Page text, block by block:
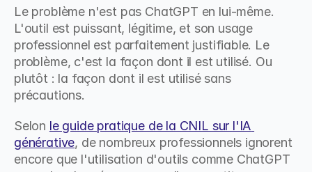
Le problème n'est pas ChatGPT en lui-même.
L'outil est puissant, légitime, et son usage
professionnel est parfaitement justifiable. Le
problème, c'est la façon dont il est utilisé. Ou
plutôt : la façon dont il est utilisé sans
précautions.
Selon le guide pratique de la CNIL sur l'IA
générative, de nombreux professionnels ignorent
encore que l'utilisation d'outils comme ChatGPT